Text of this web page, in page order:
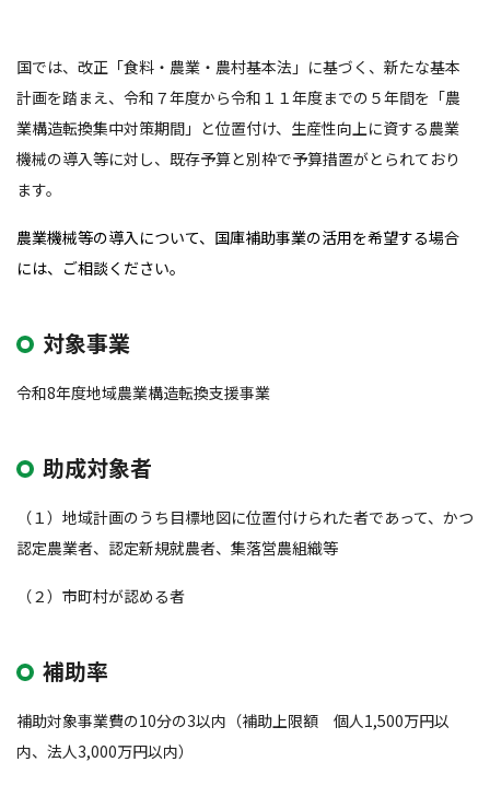
国では、改正「食料・農業・農村基本法」に基づく、新たな基本
計画を踏まえ、令和７年度から令和１１年度までの５年間を「農
業構造転換集中対策期間」と位置付け、生産性向上に資する農業
機械の導入等に対し、既存予算と別枠で予算措置がとられており
ます。
農業機械等の導入について、国庫補助事業の活用を希望する場合
には、ご相談ください。
対象事業
令和8年度地域農業構造転換支援事業
助成対象者
（１）地域計画のうち目標地図に位置付けられた者であって、かつ
認定農業者、認定新規就農者、集落営農組織等
（２）市町村が認める者
補助率
補助対象事業費の10分の3以内（補助上限額 個人1,500万円以
内、法人3,000万円以内）